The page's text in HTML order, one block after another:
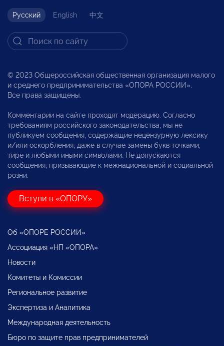
Русский English 中文
© 2023 Общероссийская общественная организация малого
и среднего предпринимательства «ОПОРА РОССИИ».
Все права защищены.
Комментарии на сайте проходят модерацию. Согласно
требованиям российского законодательства, мы не
публикуем сообщения, содержащие нецензурную лексику
и/или оскорбления, даже в случае замены букв точками,
тире и любыми иными символами. Не допускаются
сообщения, призывающие к межнациональной и социальной
розни.
Вступи в «ОПОРУ»
Об «ОПОРЕ РОССИИ»
Ассоциация «НП «ОПОРА»
Новости
Комитеты и Комиссии
Региональное развитие
Экспертиза и Аналитика
Международная деятельность
Бюро по защите прав предпринимателей